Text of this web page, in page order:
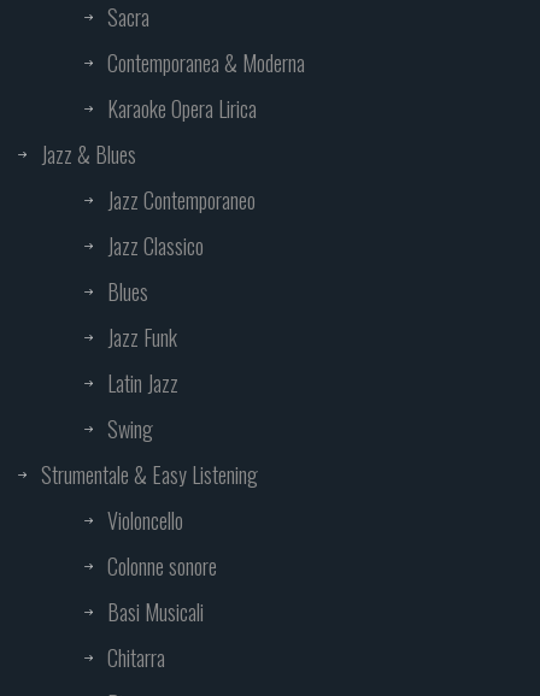
Sacra
Contemporanea & Moderna
Karaoke Opera Lirica
Jazz & Blues
Jazz Contemporaneo
Jazz Classico
Blues
Jazz Funk
Latin Jazz
Swing
Strumentale & Easy Listening
Violoncello
Colonne sonore
Basi Musicali
Chitarra